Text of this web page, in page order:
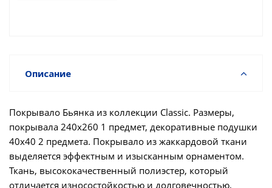
Описание
Покрывало Бьянка из коллекции Classic. Размеры,
покрывала 240х260 1 предмет, декоративные подушки
40х40 2 предмета. Покрывало из жаккардовой ткани
выделяется эффектным и изысканным орнаментом.
Ткань, высококачественный полиэстер, который
отличается износостойкостью и долговечностью,